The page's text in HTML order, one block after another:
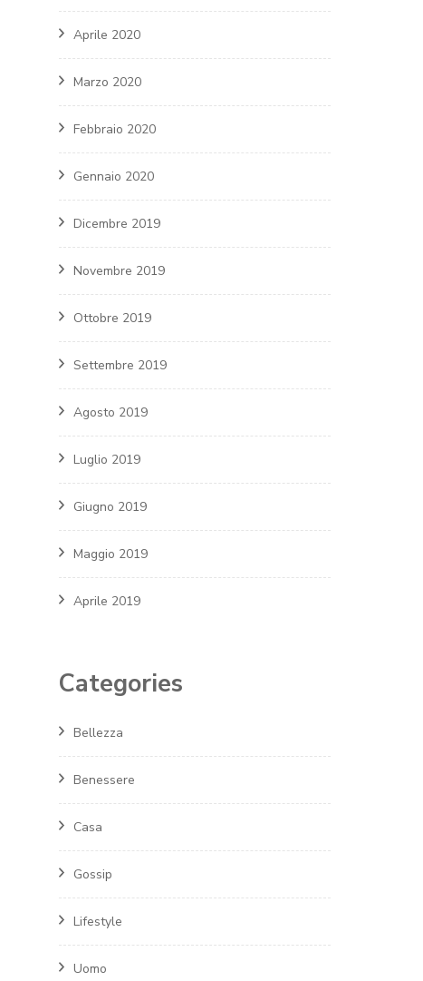
Aprile 2020
Marzo 2020
Febbraio 2020
Gennaio 2020
Dicembre 2019
Novembre 2019
Ottobre 2019
Settembre 2019
Agosto 2019
Luglio 2019
Giugno 2019
Maggio 2019
Aprile 2019
Categories
Bellezza
Benessere
Casa
Gossip
Lifestyle
Uomo